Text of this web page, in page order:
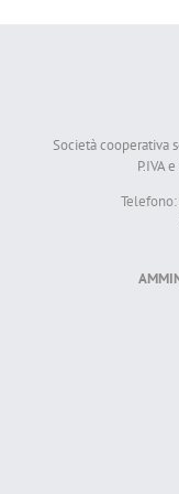
Società cooperativa
P.IVA